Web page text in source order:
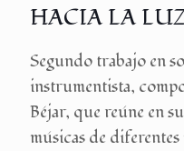
HACIA LA
Segundo trabajo en
instrumentista,
Béjar, que reúne en
músicas de